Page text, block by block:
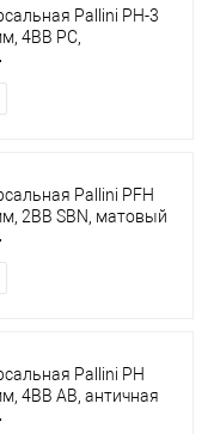
Pallini PH-3
4ВВ РС,
хром
Pallini PFH
2BB SBN, матовый
Pallini PH
4ВВ АВ, античная